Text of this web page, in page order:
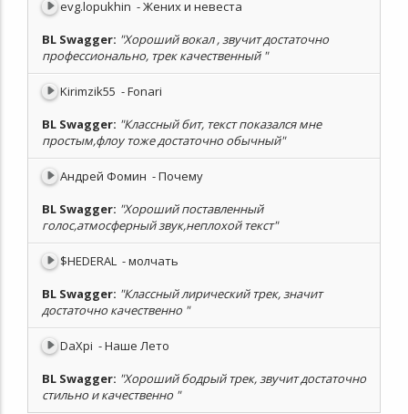
evg.lopukhin - Жених и невеста
BL Swagger: "Хороший вокал , звучит достаточно
профессионально, трек качественный "
Kirimzik55 - Fonari
BL Swagger: "Классный бит, текст показался мне
простым,флоу тоже достаточно обычный"
Андрей Фомин - Почему
BL Swagger: "Хороший поставленный
голос,атмосферный звук,неплохой текст"
$HEDERAL - молчать
BL Swagger: "Классный лирический трек, значит
достаточно качественно "
DaXpi - Наше Лето
BL Swagger: "Хороший бодрый трек, звучит достаточно
стильно и качественно "